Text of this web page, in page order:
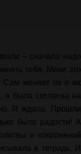
– сначала надо
тебя. Меня это
Сам меняет их и их
я была согласна на
Я ждала. Прошли
было радости! А
и откровений
в тетрадь. И